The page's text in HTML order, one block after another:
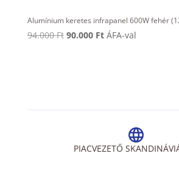
Alumínium keretes infrapanel 600W fehér
94.000Ft Original
90.000 FtCurrent
ÁFA-val
PIACVEZETŐ